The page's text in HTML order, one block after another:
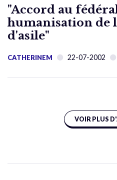
"Accord au
humanisation de
d'asile"
CATHERINEM 22-07-2002
VOIR PLUS